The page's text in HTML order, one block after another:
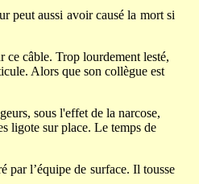
peut aussi avoir causé la mort si
câble. Trop lourdement lesté,
Alors que son collègue est
sous l'effet de la narcose,
ligote sur place. Le temps de
par l’équipe de surface. Il tousse